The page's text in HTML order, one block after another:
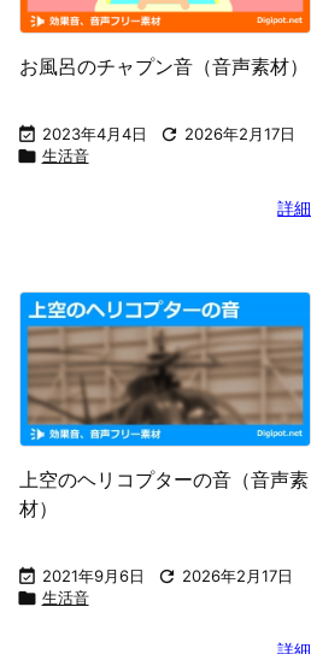
お風呂のチャプン音（音声素材）
 2023年4月4日  2026年2月17日
 生活音
詳細
上空のヘリコプターの音（音声素
材）
 2021年9月6日  2026年2月17日
 生活音